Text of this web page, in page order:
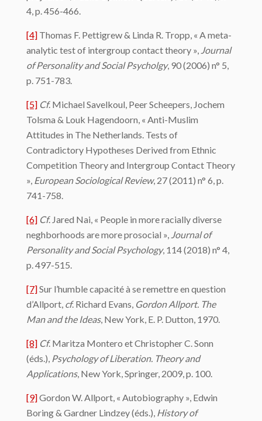
4, p. 456-466.
[4] Thomas F. Pettigrew & Linda R. Tropp, « A meta-
analytic test of intergroup contact theory », Journal
of Personality and Social Psycholgy, 90 (2006) n° 5,
p. 751-783.
[5] Cf. Michael Savelkoul, Peer Scheepers, Jochem
Tolsma & Louk Hagendoorn, « Anti-Muslim
Attitudes in The Netherlands. Tests of
Contradictory Hypotheses Derived from Ethnic
Competition Theory and Intergroup Contact Theory
», European Sociological Review, 27 (2011) n° 6, p.
741-758.
[6] Cf. Jared Nai, « People in more racially diverse
neghborhoods are more prosocial », Journal of
Personality and Social Psychology, 114 (2018) n° 4,
p. 497-515.
[7]Sur l’humble capacité à se remettre en question
d’Allport, cf. Richard Evans, Gordon Allport. The
Man and the Ideas, New York, E. P. Dutton, 1970.
[8] Cf. Maritza Montero et Christopher C. Sonn
(éds.), Psychology of Liberation. Theory and
Applications, New York, Springer, 2009, p. 100.
[9]Gordon W. Allport, « Autobiography », Edwin
Boring & Gardner Lindzey (éds.), History of